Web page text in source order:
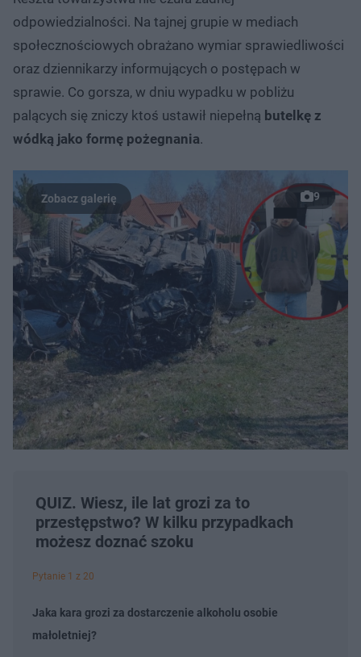
odpowiedzialności. Na tajnej grupie w mediach
społecznościowych obrażano wymiar sprawiedliwości
oraz dziennikarzy informujących o postępach w
sprawie. Co gorsza, w dniu wypadku w pobliżu
palących się zniczy ktoś ustawił niepełną butelkę z
wódką jako formę pożegnania.
9
QUIZ. Wiesz, ile lat grozi za to
przestępstwo? W kilku przypadkach
możesz doznać szoku
Pytanie 1 z 20
Jaka kara grozi za dostarczenie alkoholu osobie
małoletniej?